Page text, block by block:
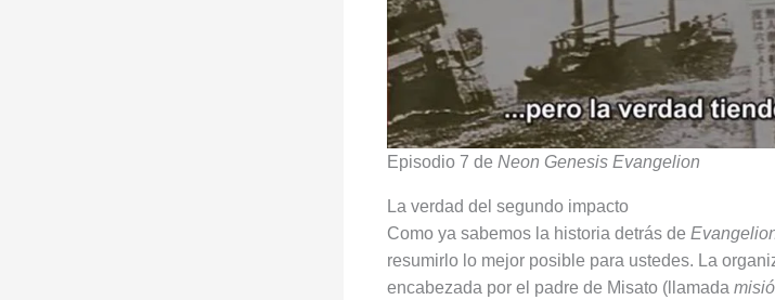
Episodio 7 de Neon Genesis Evangelion
La verdad del segundo impacto
Como ya sabemos la historia detrás de
resumirlo lo mejor posible para ustedes. La
encabezada por el padre de Misato (llamada